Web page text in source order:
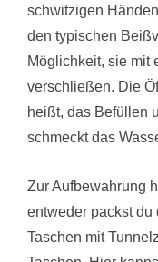
schwitzigen
den typischen
Möglichkeit, sie mit
verschließen. Die
heißt, das Befüllen
schmeckt das
Zur Aufbewahrung
entweder packst
Taschen mit